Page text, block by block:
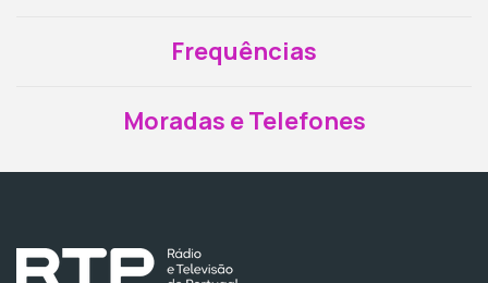
Frequências
Moradas e Telefones